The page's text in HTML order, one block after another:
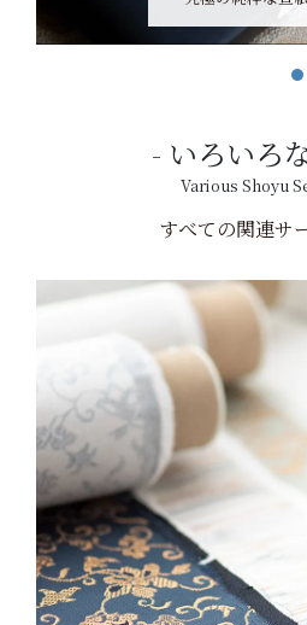
いろいろ
Various Shoyu
すべての関連サ